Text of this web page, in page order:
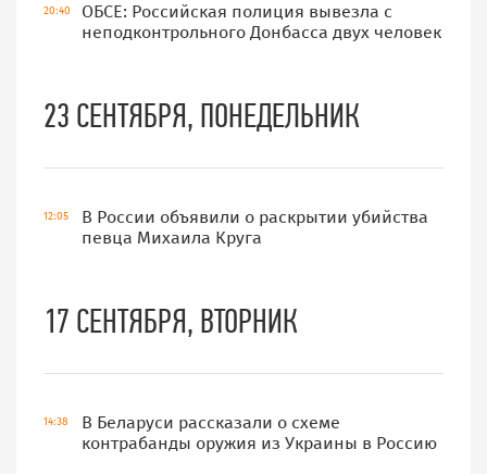
20:40
ОБСЕ: Российская полиция вывезла с
неподконтрольного Донбасса двух человек
23 СЕНТЯБРЯ, ПОНЕДЕЛЬНИК
12:05
В России объявили о раскрытии убийства
певца Михаила Круга
17 СЕНТЯБРЯ, ВТОРНИК
14:38
В Беларуси рассказали о схеме
контрабанды оружия из Украины в Россию